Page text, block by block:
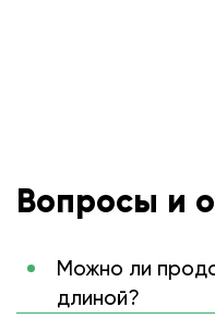
Вопросы и
Можно ли
длиной?